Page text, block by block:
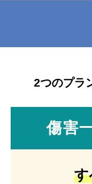
2つのプラ
傷害